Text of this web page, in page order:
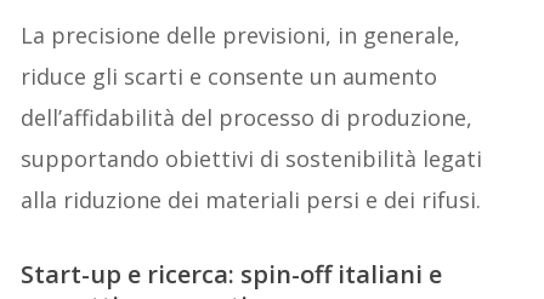
La precisione delle previsioni, in generale,
riduce gli scarti e consente un aumento
dell’affidabilità del processo di produzione,
supportando obiettivi di sostenibilità legati
alla riduzione dei materiali persi e dei rifusi.
Start-up e ricerca: spin-off italiani e